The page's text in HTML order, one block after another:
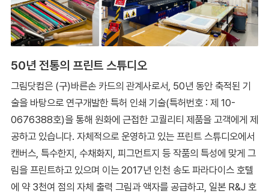
50년 전통의 프린트 스튜디오
그림닷컴은 (구)바른손 카드의 관계사로서, 50년 동안 축적된 기
술을 바탕으로 연구개발한 특허 인쇄 기술(특허번호 : 제 10-
0676388호)을 통해 원화에 근접한 고퀄리티 제품을 고객에게 제
공하고 있습니다. 자체적으로 운영하고 있는 프린트 스튜디오에서
캔버스, 특수한지, 수채화지, 피그먼트지 등 작품의 특성에 맞게 그
림을 프린트하고 있으며 이는 2017년 인천 송도 파라다이스 호텔
에 약 3천여 점의 자체 출력 그림과 액자를 공급하고, 일본 R&J 호